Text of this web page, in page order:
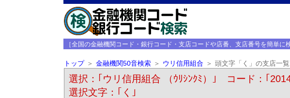
［全国の金融機関コード・銀行コード・支店コードや店番、支店番号を簡単に検
トップ 金融機関50音検索 ウリ信用組合 頭文字「く」の支店一覧
選択：｢ウリ信用組合 （ｳﾘｼﾝｸﾐ）｣ コード：｢
選択文字：｢く｣